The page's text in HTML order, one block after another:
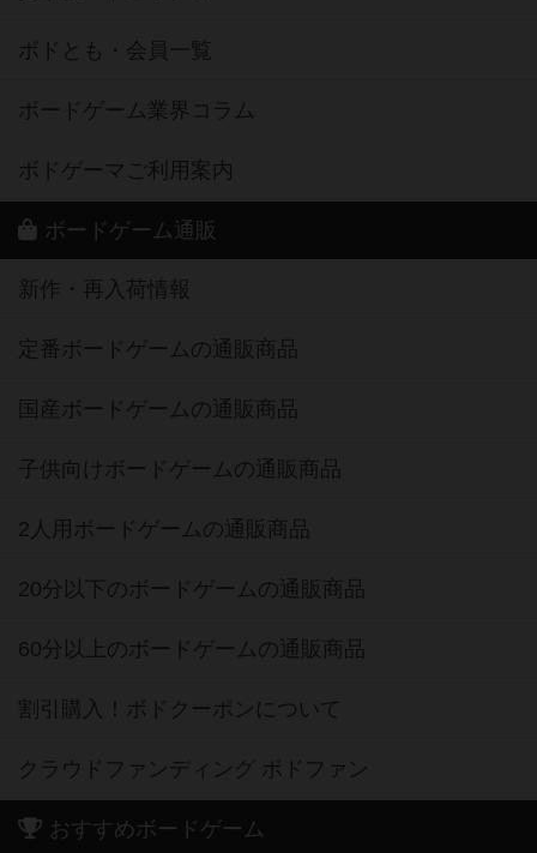
ボドとも・会員一覧
ボードゲーム業界コラム
ボドゲーマご利用案内
ボードゲーム通販
新作・再入荷情報
定番ボードゲームの通販商品
国産ボードゲームの通販商品
子供向けボードゲームの通販商品
2人用ボードゲームの通販商品
20分以下のボードゲームの通販商品
60分以上のボードゲームの通販商品
割引購入！ボドクーポンについて
クラウドファンディング ボドファン
おすすめボードゲーム